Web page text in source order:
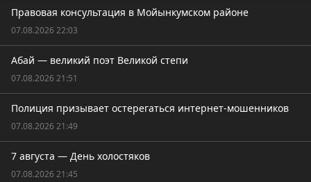
Правовая консультация в Мойынкумском районе
07.08.2026 22:03
Абай — великий поэт Великой степи
07.08.2026 21:51
Полиция призывает остерегаться интернет-мошенников
07.08.2026 21:49
7 августа — День холостяков
07.08.2026 21:45